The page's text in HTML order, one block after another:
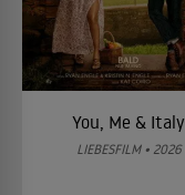
You, Me & Italy
LIEBESFILM • 2026